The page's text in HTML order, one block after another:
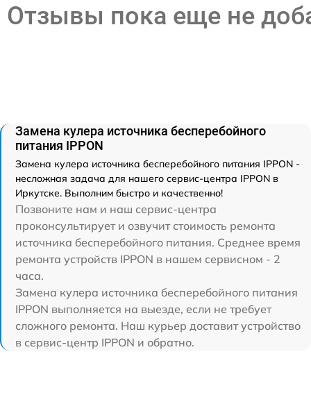
Отзывы пока еще не
Замена кулера источника бесперебойного
питания IPPON
Замена кулера источника бесперебойного питания IPPON -
несложная задача для нашего сервис-центра IPPON в
Иркутске. Выполним быстро и качественно!
Позвоните нам и наш сервис-центра
проконсультирует и озвучит стоимость ремонта
источника бесперебойного питания. Среднее время
ремонта устройств IPPON в нашем сервисном - 2
часа.
Замена кулера источника бесперебойного питания
IPPON выполняется на выезде, если не требует
сложного ремонта. Наш курьер доставит устройство
в сервис-центр IPPON и обратно.